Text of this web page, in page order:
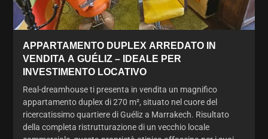
APPARTAMENTO DUPLEX ARREDATO IN
VENDITA A GUÉLIZ – IDEALE PER
INVESTIMENTO LOCATIVO
Real-dreamhouse ti presenta in vendita un magnifico
appartamento duplex di 270 m², situato nel cuore del
ricercatissimo quartiere di Guéliz a Marrakech. Risultato
della completa ristrutturazione di un vecchio locale